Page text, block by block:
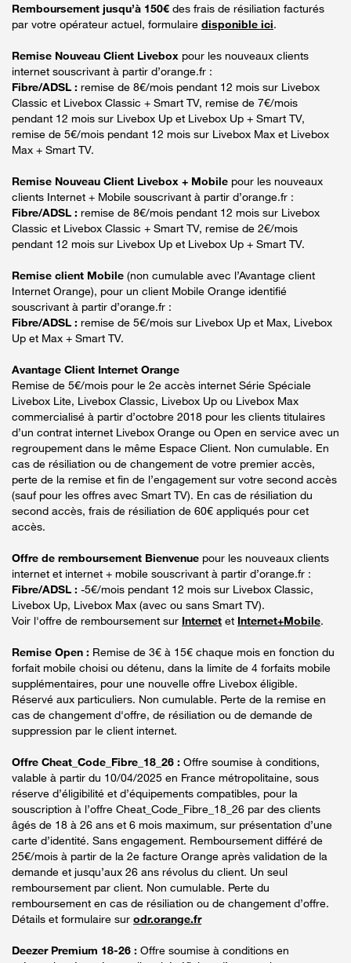
Remboursement jusqu’à 150€ des frais de résiliation facturés
par votre opérateur actuel, formulaire disponible ici.
Remise Nouveau Client Livebox pour les nouveaux clients
internet souscrivant à partir d’orange.fr :
Fibre/ADSL : remise de 8€/mois pendant 12 mois sur Livebox
Classic et Livebox Classic + Smart TV, remise de 7€/mois
pendant 12 mois sur Livebox Up et Livebox Up + Smart TV,
remise de 5€/mois pendant 12 mois sur Livebox Max et Livebox
Max + Smart TV.
Remise Nouveau Client Livebox + Mobile pour les nouveaux
clients Internet + Mobile souscrivant à partir d’orange.fr :
Fibre/ADSL : remise de 8€/mois pendant 12 mois sur Livebox
Classic et Livebox Classic + Smart TV, remise de 2€/mois
pendant 12 mois sur Livebox Up et Livebox Up + Smart TV.
Remise client Mobile (non cumulable avec l’Avantage client
Internet Orange), pour un client Mobile Orange identifié
souscrivant à partir d’orange.fr :
Fibre/ADSL : remise de 5€/mois sur Livebox Up et Max, Livebox
Up et Max + Smart TV.
Avantage Client Internet Orange
Remise de 5€/mois pour le 2e accès internet Série Spéciale
Livebox Lite, Livebox Classic, Livebox Up ou Livebox Max
commercialisé à partir d’octobre 2018 pour les clients titulaires
d’un contrat internet Livebox Orange ou Open en service avec un
regroupement dans le même Espace Client. Non cumulable. En
cas de résiliation ou de changement de votre premier accès,
perte de la remise et fin de l’engagement sur votre second accès
(sauf pour les offres avec Smart TV). En cas de résiliation du
second accès, frais de résiliation de 60€ appliqués pour cet
accès.
Offre de remboursement Bienvenue pour les nouveaux clients
internet et internet + mobile souscrivant à partir d’orange.fr :
Fibre/ADSL : -5€/mois pendant 12 mois sur Livebox Classic,
Livebox Up, Livebox Max (avec ou sans Smart TV).
Voir l'offre de remboursement sur Internet et Internet+Mobile.
Remise Open : Remise de 3€ à 15€ chaque mois en fonction du
forfait mobile choisi ou détenu, dans la limite de 4 forfaits mobile
supplémentaires, pour une nouvelle offre Livebox éligible.
Réservé aux particuliers. Non cumulable. Perte de la remise en
cas de changement d'offre, de résiliation ou de demande de
suppression par le client internet.
Offre Cheat_Code_Fibre_18_26 : Offre soumise à conditions,
valable à partir du 10/04/2025 en France métropolitaine, sous
réserve d’éligibilité et d’équipements compatibles, pour la
souscription à l’offre Cheat_Code_Fibre_18_26 par des clients
âgés de 18 à 26 ans et 6 mois maximum, sur présentation d’une
carte d’identité. Sans engagement. Remboursement différé de
25€/mois à partir de la 2e facture Orange après validation de la
demande et jusqu’aux 26 ans révolus du client. Un seul
remboursement par client. Non cumulable. Perte du
remboursement en cas de résiliation ou de changement d’offre.
Détails et formulaire sur odr.orange.fr
Deezer Premium 18-26 : Offre soumise à conditions en